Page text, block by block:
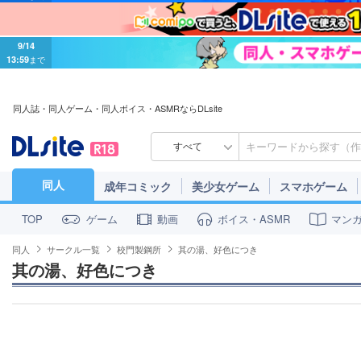
9/14
13:59 まで
同人誌・同人ゲーム・同人ボイス・ASMRならDLsite
すべて
同人 成年コミック 美少女ゲーム スマホゲーム
TOP ゲーム 動画 ボイス・ASMR マン
同人 サークル一覧 校門製鋼所 其の湯、好色につき
其の湯、好色につき